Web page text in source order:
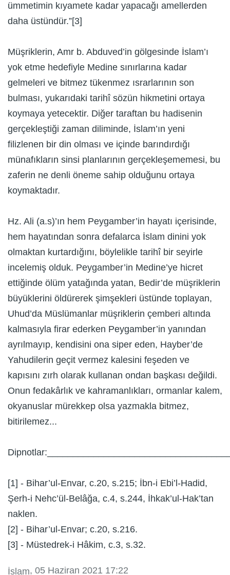
ümmetimin kıyamete kadar yapacağı amellerden
daha üstündür.”[3]
Müşriklerin, Amr b. Abduved’in gölgesinde İslam’ı
yok etme hedefiyle Medine sınırlarına kadar
gelmeleri ve bitmez tükenmez ısrarlarının son
bulması, yukarıdaki tarihî sözün hikmetini ortaya
koymaya yetecektir. Diğer taraftan bu hadisenin
gerçekleştiği zaman diliminde, İslam’ın yeni
filizlenen bir din olması ve içinde barındırdığı
münafıkların sinsi planlarının gerçekleşememesi, bu
zaferin ne denli öneme sahip olduğunu ortaya
koymaktadır.
Hz. Ali (a.s)’ın hem Peygamber’in hayatı içerisinde,
hem hayatından sonra defalarca İslam dinini yok
olmaktan kurtardığını, böylelikle tarihî bir seyirle
incelemiş olduk. Peygamber’in Medine’ye hicret
ettiğinde ölüm yatağında yatan, Bedir’de müşriklerin
büyüklerini öldürerek şimşekleri üstünde toplayan,
Uhud’da Müslümanlar müşriklerin çemberi altında
kalmasıyla firar ederken Peygamber’in yanından
ayrılmayıp, kendisini ona siper eden, Hayber’de
Yahudilerin geçit vermez kalesini feşeden ve
kapısını zırh olarak kullanan ondan başkası değildi.
Onun fedakârlık ve kahramanlıkları, ormanlar kalem,
okyanuslar mürekkep olsa yazmakla bitmez,
bitirilemez...
[1] - Bihar’ul-Envar, c.20, s.215; İbn-i Ebi’l-Hadid,
Şerh-i Nehc’ül-Belâğa, c.4, s.244, İhkak’ul-Hak’tan
naklen.
[2] - Bihar’ul-Envar; c.20, s.216.
[3] - Müstedrek-i Hâkim, c.3, s.32.
İslam, 05 Haziran 2021 17:22